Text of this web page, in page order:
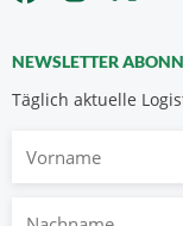
NEWSLETTER
Täglich aktuelle
Nachname